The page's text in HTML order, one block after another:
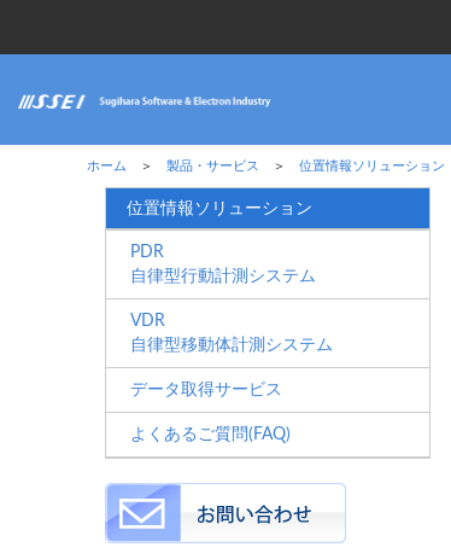
ホーム ＞ 製品・サービス ＞ 位置情報ソリューション
位置情報ソリューション
PDR
自律型行動計測システム
VDR
自律型移動体計測システム
データ取得サービス
よくあるご質問(FAQ)